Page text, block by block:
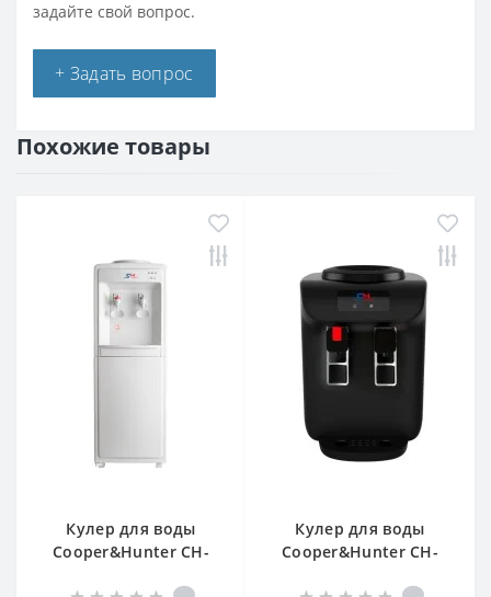
задайте свой вопрос.
+ Задать вопрос
Похожие товары
Кулер для воды
Cooper&Hunter CH-
Кулер для воды
Cooper&Hunter CH-